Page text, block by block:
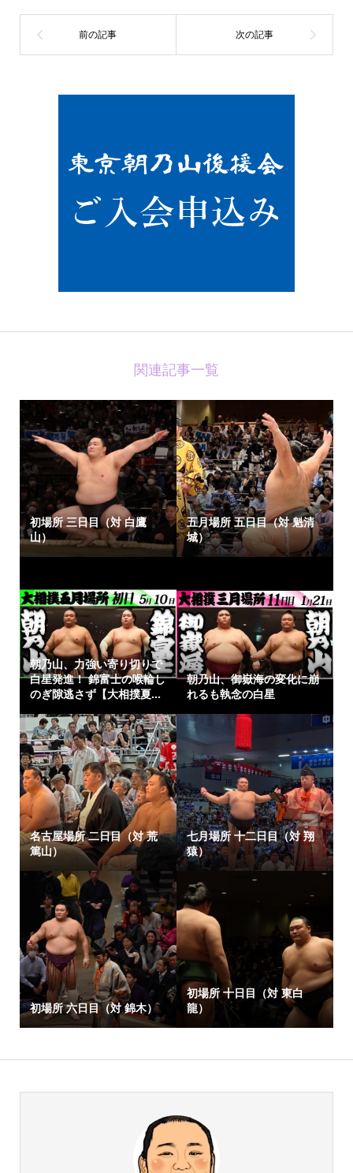
関連記事一覧
初場所 三日目（対 白鷹
山）
五月場所 五日目（対 魁清
城）
朝乃山、力強い寄り切りで
白星発進！ 錦富士の喉輪し
のぎ隙逃さず【大相撲夏...
朝乃山、御嶽海の変化に崩
れるも執念の白星
名古屋場所 二日目（対 荒
篤山）
七月場所 十二日目（対 翔
猿）
初場所 六日目（対 錦木）
初場所 十日目（対 東白
龍）